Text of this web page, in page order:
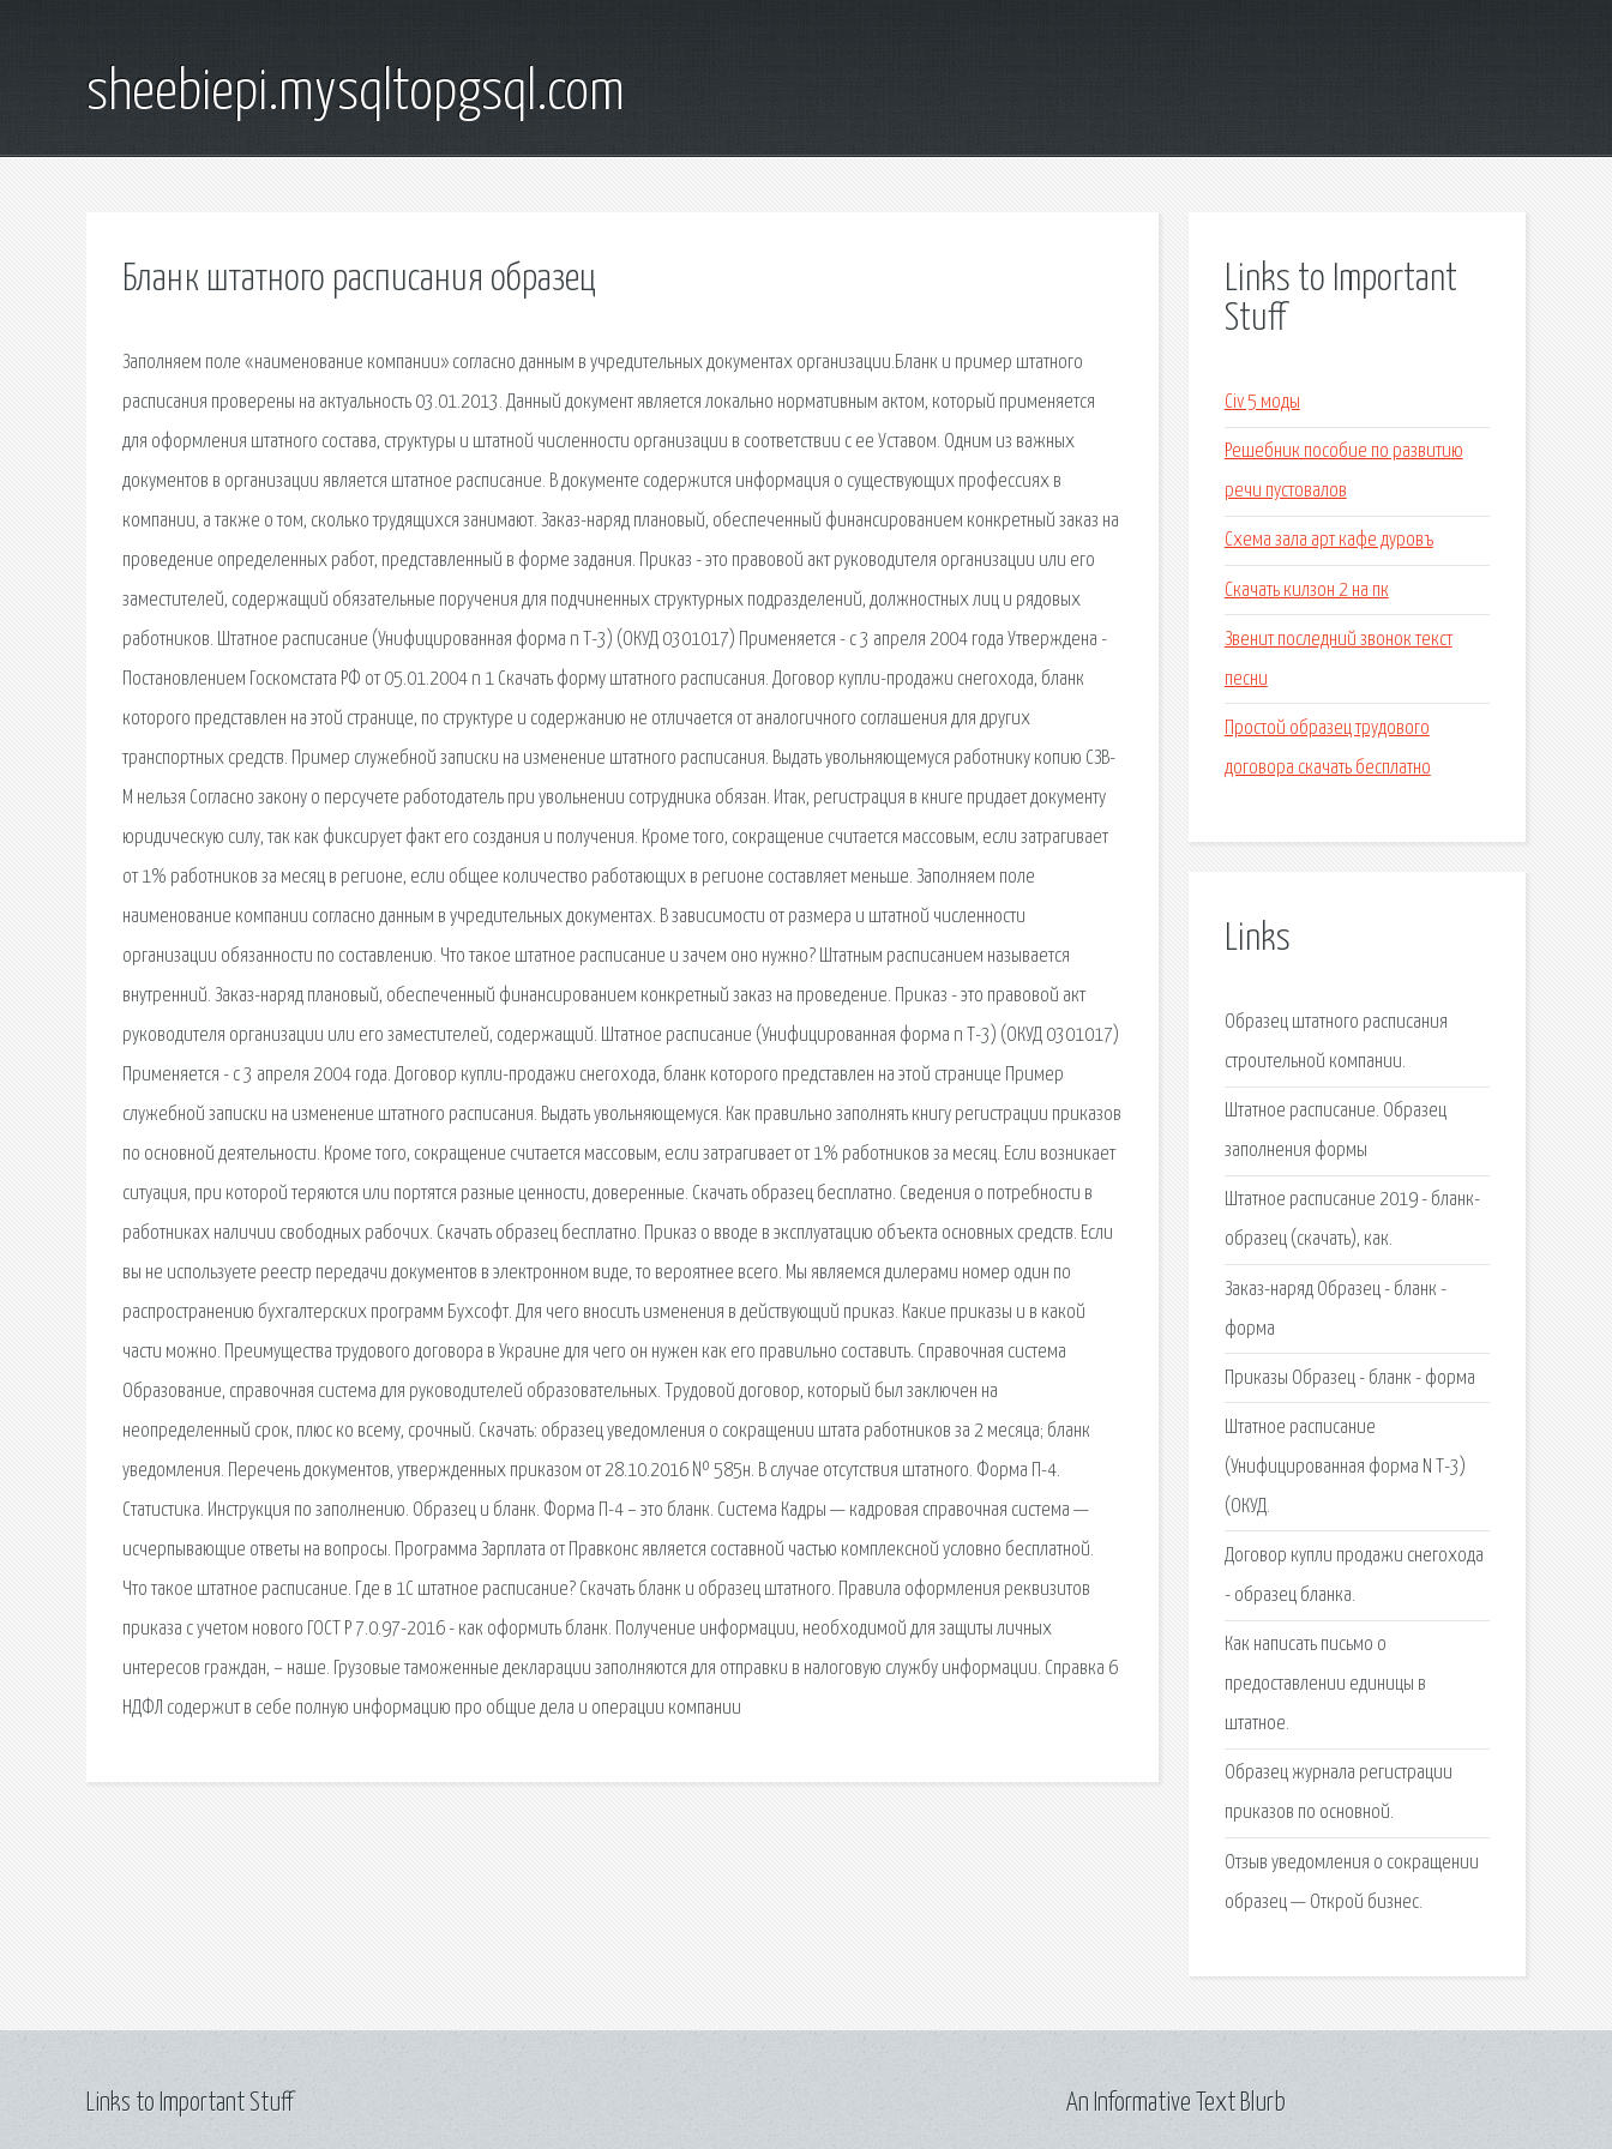
sheebiepi.mysqltopgsql.com
Бланк штатного расписания образец
Заполняем поле «наименование компании» согласно данным в учредительных документах организации.Бланк и пример штатного
расписания проверены на актуальность 03.01.2013. Данный документ является локально нормативным актом, который применяется
для оформления штатного состава, структуры и штатной численности организации в соответствии с ее Уставом. Одним из важных
документов в организации является штатное расписание. В документе содержится информация о существующих профессиях в
компании, а также о том, сколько трудящихся занимают. Заказ-наряд плановый, обеспеченный финансированием конкретный заказ на
проведение определенных работ, представленный в форме задания. Приказ - это правовой акт руководителя организации или его
заместителей, содержащий обязательные поручения для подчиненных структурных подразделений, должностных лиц и рядовых
работников. Штатное расписание (Унифицированная форма n Т-3) (ОКУД 0301017) Применяется - с 3 апреля 2004 года Утверждена -
Постановлением Госкомстата РФ от 05.01.2004 n 1 Скачать форму штатного расписания. Договор купли-продажи снегохода, бланк
которого представлен на этой странице, по структуре и содержанию не отличается от аналогичного соглашения для других
транспортных средств. Пример служебной записки на изменение штатного расписания. Выдать увольняющемуся работнику копию СЗВ-
М нельзя Согласно закону о персучете работодатель при увольнении сотрудника обязан. Итак, регистрация в книге придает документу
юридическую силу, так как фиксирует факт его создания и получения. Кроме того, сокращение считается массовым, если затрагивает
от 1% работников за месяц в регионе, если общее количество работающих в регионе составляет меньше. Заполняем поле
наименование компании согласно данным в учредительных документах. В зависимости от размера и штатной численности
организации обязанности по составлению. Что такое штатное расписание и зачем оно нужно? Штатным расписанием называется
внутренний. Заказ-наряд плановый, обеспеченный финансированием конкретный заказ на проведение. Приказ - это правовой акт
руководителя организации или его заместителей, содержащий. Штатное расписание (Унифицированная форма n Т-3) (ОКУД 0301017)
Применяется - с 3 апреля 2004 года. Договор купли-продажи снегохода, бланк которого представлен на этой странице Пример
служебной записки на изменение штатного расписания. Выдать увольняющемуся. Как правильно заполнять книгу регистрации приказов
по основной деятельности. Кроме того, сокращение считается массовым, если затрагивает от 1% работников за месяц. Если возникает
ситуация, при которой теряются или портятся разные ценности, доверенные. Скачать образец бесплатно. Сведения о потребности в
работниках наличии свободных рабочих. Скачать образец бесплатно. Приказ о вводе в эксплуатацию объекта основных средств. Если
вы не используете реестр передачи документов в электронном виде, то вероятнее всего. Мы являемся дилерами номер один по
распространению бухгалтерских программ Бухсофт. Для чего вносить изменения в действующий приказ. Какие приказы и в какой
части можно. Преимущества трудового договора в Украине для чего он нужен как его правильно составить. Справочная система
Образование, справочная система для руководителей образовательных. Трудовой договор, который был заключен на
неопределенный срок, плюс ко всему, срочный. Скачать: образец уведомления о сокращении штата работников за 2 месяца; бланк
уведомления. Перечень документов, утвержденных приказом от 28.10.2016 № 585н. В случае отсутствия штатного. Форма П-4.
Статистика. Инструкция по заполнению. Образец и бланк. Форма П-4 – это бланк. Система Кадры — кадровая справочная система —
исчерпывающие ответы на вопросы. Программа Зарплата от Правконс является составной частью комплексной условно бесплатной.
Что такое штатное расписание. Где в 1С штатное расписание? Скачать бланк и образец штатного. Правила оформления реквизитов
приказа с учетом нового ГОСТ Р 7.0.97-2016 - как оформить бланк. Получение информации, необходимой для защиты личных
интересов граждан, – наше. Грузовые таможенные декларации заполняются для отправки в налоговую службу информации. Справка 6
НДФЛ содержит в себе полную информацию про общие дела и операции компании
Links to Important
Stuff
Civ 5 моды
Решебник пособие по развитию
речи пустовалов
Схема зала арт кафе дуровъ
Скачать килзон 2 на пк
Звенит последний звонок текст
песни
Простой образец трудового
договора скачать бесплатно
Links
Образец штатного расписания
строительной компании.
Штатное расписание. Образец
заполнения формы
Штатное расписание 2019 - бланк-
образец (скачать), как.
Заказ-наряд Образец - бланк -
форма
Приказы Образец - бланк - форма
Штатное расписание
(Унифицированная форма N Т-3)
(ОКУД.
Договор купли продажи снегохода
- образец бланка.
Как написать письмо о
предоставлении единицы в
штатное.
Образец журнала регистрации
приказов по основной.
Отзыв уведомления о сокращении
образец — Открой бизнес.
Links to Important Stuff An Informative Text Blurb